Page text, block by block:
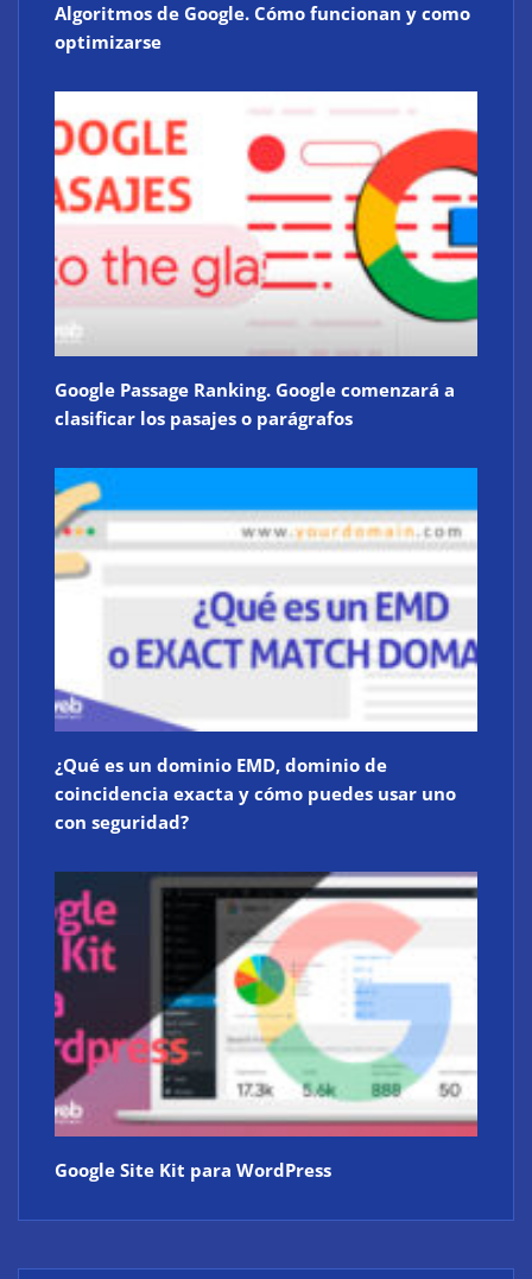
Algoritmos de Google. Cómo funcionan y como
optimizarse
Google Passage Ranking. Google comenzará a
clasificar los pasajes o parágrafos
¿Qué es un dominio EMD, dominio de
coincidencia exacta y cómo puedes usar uno
con seguridad?
Google Site Kit para WordPress